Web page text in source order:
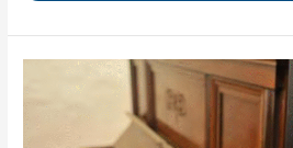
Cuarteto